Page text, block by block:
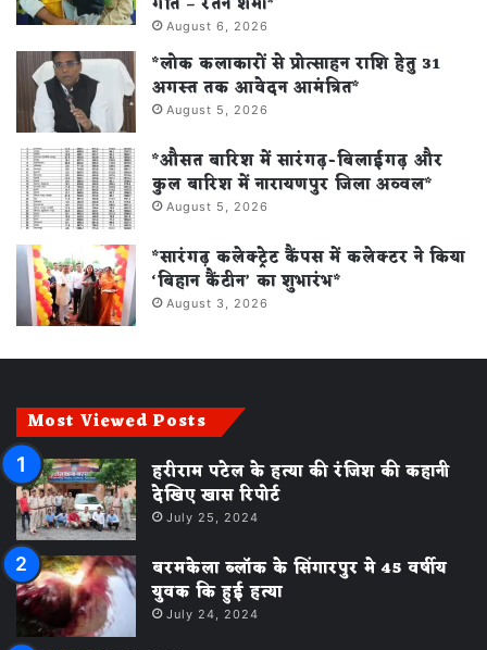
August 6, 2026
*लोक कलाकारों से प्रोत्साहन राशि हेतु 31
अगस्त तक आवेदन आमंत्रित*
August 5, 2026
*औसत बारिश में सारंगढ़-बिलाईगढ़ और
कुल बारिश में नारायणपुर जिला अव्वल*
August 5, 2026
*सारंगढ़ कलेक्ट्रेट कैंपस में कलेक्टर ने किया
‘बिहान कैंटीन’ का शुभारंभ*
August 3, 2026
Most Viewed Posts
हरीराम पटेल के हत्या की रंजिश की कहानी
देखिए खास रिपोर्ट
July 25, 2024
बरमकेला ब्लॉक के सिंगारपुर मे 45 वर्षीय
युवक कि हुई हत्या
July 24, 2024